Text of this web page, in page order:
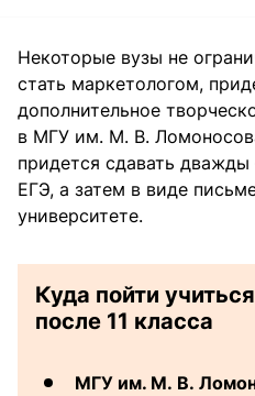
Некоторые вузы не
стать маркетологом,
дополнительное
в МГУ им. М. В.
придется сдавать
ЕГЭ, а затем в виде
университете.
Куда пойти
после 11 класса
МГУ им. М. В.